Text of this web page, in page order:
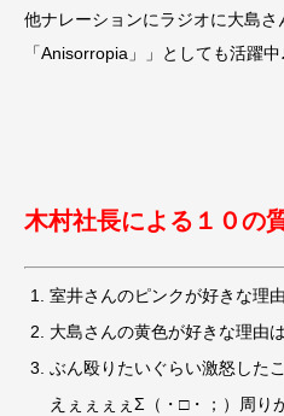
他ナレーションにラジオに大島さ
「Anisorropia」」としても活躍中
木村社長による１０の
室井さんのピンクが好きな理
大島さんの黄色が好きな理由は
ぶん殴りたいぐらい激怒した
えぇぇぇぇΣ（・□・；）周り